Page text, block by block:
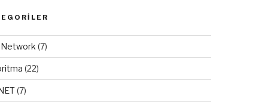
Network (7)
(22)
(7)